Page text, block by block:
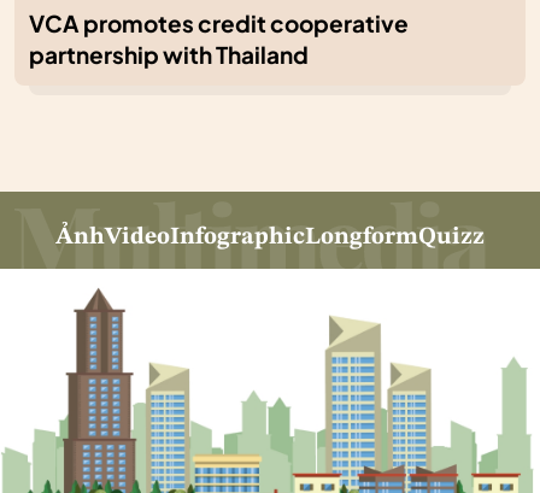
VCA promotes credit cooperative
partnership with Thailand
ẢnhVideoInfographicLongformQuizz